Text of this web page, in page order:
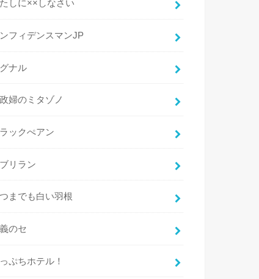
しに××しなさい
フィデンスマンJP
ナル
婦のミタゾノ
ックぺアン
リラン
までも白い羽根
のセ
ぷちホテル！